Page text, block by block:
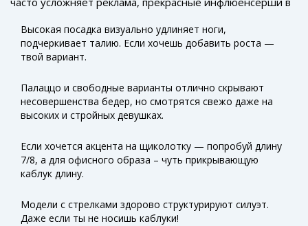
деле секрет в том, чтобы подбирать фасон,
отталкиваясь от того, что нравится именно тебе — и
учитывать некоторые хитрости.
это больше не компромисс между модой и комфортом, а
синтез обоих.
Высокая посадка визуально удлиняет ноги,
подчеркивает талию. Если хочешь добавить роста —
твой вариант.
Палаццо и свободные варианты отлично скрывают
несовершенства бедер, но смотрятся свежо даже на
высоких и стройных девушках.
Если хочется акцента на щиколотку — попробуй длину
7/8, а для офисного образа – чуть прикрывающую
каблук длину.
Модели с стрелками здорово структурируют силуэт.
Даже если ты не носишь каблуки!